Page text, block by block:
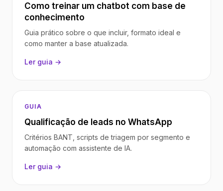
Como treinar um chatbot com base de
conhecimento
Guia prático sobre o que incluir, formato ideal e
como manter a base atualizada.
Ler guia →
GUIA
Qualificação de leads no WhatsApp
Critérios BANT, scripts de triagem por segmento e
automação com assistente de IA.
Ler guia →